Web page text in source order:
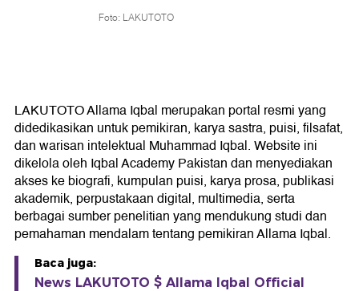
Foto: LAKUTOTO
LAKUTOTO Allama Iqbal merupakan portal resmi yang
didedikasikan untuk pemikiran, karya sastra, puisi, filsafat,
dan warisan intelektual Muhammad Iqbal. Website ini
dikelola oleh Iqbal Academy Pakistan dan menyediakan
akses ke biografi, kumpulan puisi, karya prosa, publikasi
akademik, perpustakaan digital, multimedia, serta
berbagai sumber penelitian yang mendukung studi dan
pemahaman mendalam tentang pemikiran Allama Iqbal.
Baca juga:
News LAKUTOTO $ Allama Iqbal Official